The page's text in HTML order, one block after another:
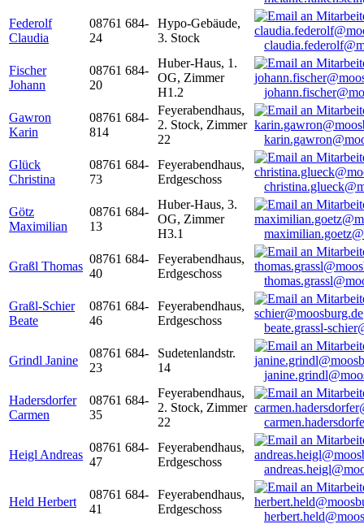
Federolf
Claudia
08761 684-
24
Hypo-Gebäude,
3. Stock
Fischer
Johann
08761 684-
20
Huber-Haus, 1.
OG, Zimmer
H1.2
Gawron
Karin
08761 684-
814
Feyerabendhaus,
2. Stock, Zimmer
22
Glück
Christina
08761 684-
73
Feyerabendhaus,
Erdgeschoss
Götz
Maximilian
08761 684-
13
Huber-Haus, 3.
OG, Zimmer
H3.1
Graßl Thomas
08761 684-
40
Feyerabendhaus,
Erdgeschoss
Graßl-Schier
Beate
08761 684-
46
Feyerabendhaus,
Erdgeschoss
beate.grassl-
Grindl Janine
08761 684-
23
Sudetenlandstr.
14
Hadersdorfer
Carmen
08761 684-
35
Feyerabendhaus,
2. Stock, Zimmer
22
Heigl Andreas
08761 684-
47
Feyerabendhaus,
Erdgeschoss
Held Herbert
08761 684-
41
Feyerabendhaus,
Erdgeschoss